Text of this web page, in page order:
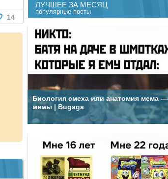
14
ЛУЧШЕЕ ЗА МЕСЯЦ
популярные посты
Биология смеха или анатомия мема —
мемы | Bugaga